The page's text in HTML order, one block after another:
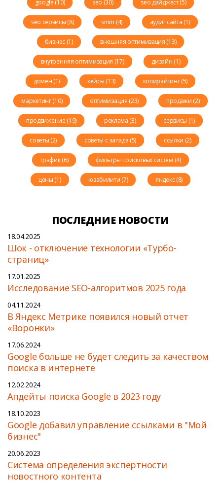
google (10) seo (30) seo дайджест (5)
seo сервисы (8) smm (4) аудит сайта (1)
бизнес (1) внешняя оптимизация (13)
внутренняя оптимизация (17) дизайн (1)
домен (1) кейсы (13) копирайтинг (5)
маркетинг (10) оптимизация (23) продажи (2)
продвижение (19) реклама (3) сервисы (1)
советы (2) советы с запада (5) ссылки (2)
трафик (6) фильтры поисковых систем (4)
цены (1) юзабилити (7) яндекс (8)
ПОСЛЕДНИЕ НОВОСТИ
18.04.2025
Шок - отключение технологии «Турбо-
страниц»
17.01.2025
Исследование SEO-алгоритмов 2025 года
04.11.2024
В Яндекс Метрике появился новый отчет
«Воронки»
17.06.2024
Google больше не будет следить за качеством
поиска в интернете
12.02.2024
Апдейты поиска Google в 2023 году
18.10.2023
Google добавил управление ссылками в "Мой
бизнес"
20.06.2023
Cистема определения экспертности
новостного контента